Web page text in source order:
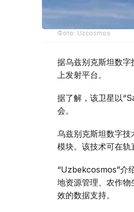
Фото: Uzcosmos
据乌兹别克斯坦数
上发射平台。
据了解，该卫星以
会。
乌兹别克斯坦数字
模块。该技术可在轨
“Uzbekcosmos”介
地资源管理、农作
效的数据支持。